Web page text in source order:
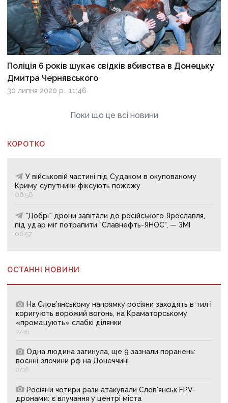
Поліція 6 років шукає свідків вбивства в Донецьку
Дмитра Чернявського
30 липня 2020 р., 11:46
Поки що це всі новини
КОРОТКО
У військовій частині під Судаком в окупованому
Криму супутники фіксують пожежу
06:58
"Добрі" дрони завітали до російського Ярославля,
під удар міг потрапити "Славнефть-ЯНОС", — ЗМІ
06:57
ОСТАННІ НОВИНИ
На Слов’янському напрямку росіяни заходять в тил і
коригують ворожий вогонь, на Краматорському
«промацують» слабкі ділянки
07:45
Одна людина загинула, ще 9 зазнали поранень:
воєнні злочини рф на Донеччині
07:16
Росіяни чотири рази атакували Слов’янськ FPV-
дронами: є влучання у центрі міста